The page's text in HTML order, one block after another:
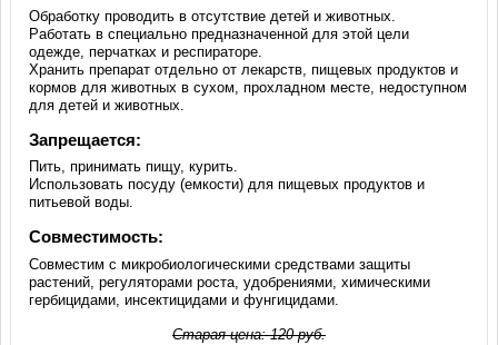
Обработку проводить в отсутствие детей и животных.
Работать в специально предназначенной для этой цели
одежде, перчатках и респираторе.
Хранить препарат отдельно от лекарств, пищевых продуктов и
кормов для животных в сухом, прохладном месте, недоступном
для детей и животных.
Запрещается:
Пить, принимать пищу, курить.
Использовать посуду (емкости) для пищевых продуктов и
питьевой воды.
Совместимость:
Совместим с микробиологическими средствами защиты
растений, регуляторами роста, удобрениями, химическими
гербицидами, инсектицидами и фунгицидами.
Старая цена:120руб.